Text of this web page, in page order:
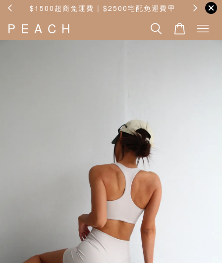
超商免運費 | $2500宅配免運費🪧 新會員註冊
P E A C H